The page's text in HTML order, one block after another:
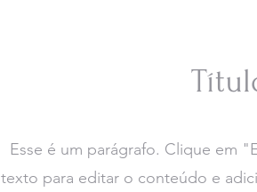
Esse é um parágrafo. Clique em
texto para editar o conteúdo e